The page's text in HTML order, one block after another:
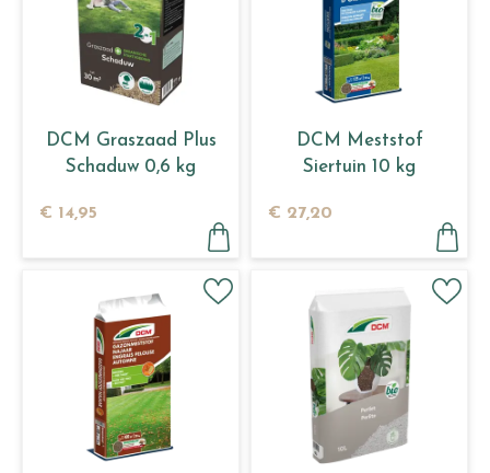
DCM Graszaad Plus
Schaduw 0,6 kg
€ 14,95
DCM Meststof
Siertuin 10 kg
€ 27,20